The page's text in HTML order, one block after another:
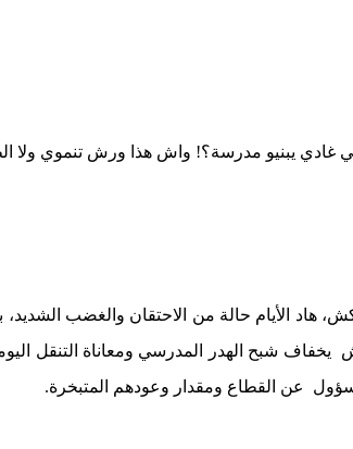
لي غادي يبنيو مدرسة؟! واش هذا ورش تنموي ولا
هاد الأيام حالة من الاحتقان والغضب
عن القطاع ومقدار وعودهم المتبخرة.